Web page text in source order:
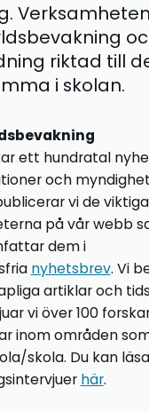
riktad till
i skolan.
ett hundratal
och
vi de
på vår webb
dem i
nyhetsbrev. Vi
artiklar och
vi över 100
inom områden
skola. Du kan
här.